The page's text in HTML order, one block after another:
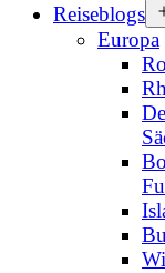
Reiseblogs
Europa